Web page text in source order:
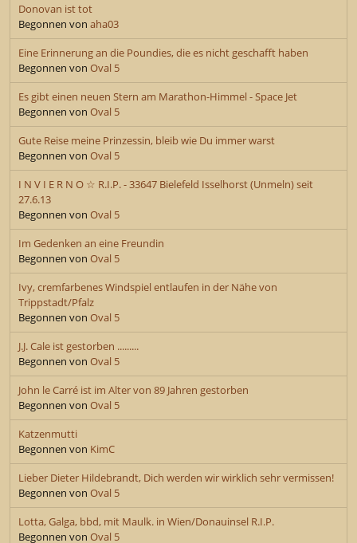
Donovan ist tot
Begonnen von aha03
Eine Erinnerung an die Poundies, die es nicht geschafft haben
Begonnen von Oval 5
Es gibt einen neuen Stern am Marathon-Himmel - Space Jet
Begonnen von Oval 5
Gute Reise meine Prinzessin, bleib wie Du immer warst
Begonnen von Oval 5
I N V I E R N O ☆ R.I.P. - 33647 Bielefeld Isselhorst (Unmeln) seit
27.6.13
Begonnen von Oval 5
Im Gedenken an eine Freundin
Begonnen von Oval 5
Ivy, cremfarbenes Windspiel entlaufen in der Nähe von
Trippstadt/Pfalz
Begonnen von Oval 5
J.J. Cale ist gestorben .........
Begonnen von Oval 5
John le Carré ist im Alter von 89 Jahren gestorben
Begonnen von Oval 5
Katzenmutti
Begonnen von KimC
Lieber Dieter Hildebrandt, Dich werden wir wirklich sehr vermissen!
Begonnen von Oval 5
Lotta, Galga, bbd, mit Maulk. in Wien/Donauinsel R.I.P.
Begonnen von Oval 5